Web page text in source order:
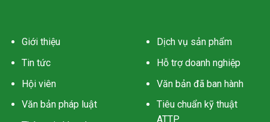
Giới thiệu
Tin tức
Hội viên
Văn bản pháp luật
Dịch vụ sản phẩm
Hỗ trợ doanh nghiệp
Văn bản đã ban hành
Tiêu chuẩn kỹ thuật
ATTP